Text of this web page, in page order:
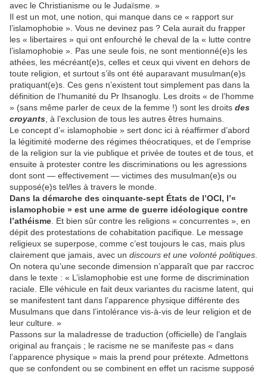
avec le Christianisme ou le Judaïsme. »
Il est un mot, une notion, qui manque dans ce « rapport sur
l’islamophobie ». Vous ne devinez pas ? Cela aurait du frapper
les « libertaires » qui ont enfourché le cheval de la « lutte contre
l’islamophobie ». Pas une seule fois, ne sont mentionné(e)s les
athées, les mécréant(e)s, celles et ceux qui vivent en dehors de
toute religion, et surtout s’ils ont été auparavant musulman(e)s
pratiquant(e)s. Ces gens n’existent tout simplement pas dans la
définition de l’humanité du Pr Ihsanoglu. Les droits « de l’homme
» (sans même parler de ceux de la femme !) sont les droits des
croyants , à l’exclusion de tous les autres êtres humains.
Le concept d’« islamophobie » sert donc ici à réaffirmer d’abord
la légitimité moderne des régimes théocratiques, et de l’emprise
de la religion sur la vie publique et privée de toutes et de tous, et
ensuite à protester contre les discriminations ou les agressions
dont sont — effectivement — victimes des musulman(e)s ou
supposé(e)s tel/les à travers le monde.
Dans la démarche des cinquante-sept États de l’OCI, l’«
islamophobie » est une arme de guerre idéologique contre
l’athéisme . Et bien sûr contre les religions « concurrentes », en
dépit des protestations de cohabitation pacifique. Le message
religieux se superpose, comme c’est toujours le cas, mais plus
clairement que jamais, avec un discours et une volonté politiques
On notera qu’une seconde dimension n’apparaît que par raccroc
dans le texte : « L’islamophobie est une forme de discrimination
raciale. Elle véhicule en fait deux variantes du racisme latent, qui
se manifestent tant dans l’apparence physique différente des
Musulmans que dans l’intolérance vis-à-vis de leur religion et de
leur culture. »
Passons sur la maladresse de traduction (officielle) de l’anglais
original au français ; le racisme ne se manifeste pas « dans
l’apparence physique » mais la prend pour prétexte. Admettons
que se confondent ou se combinent en effet un racisme supposé